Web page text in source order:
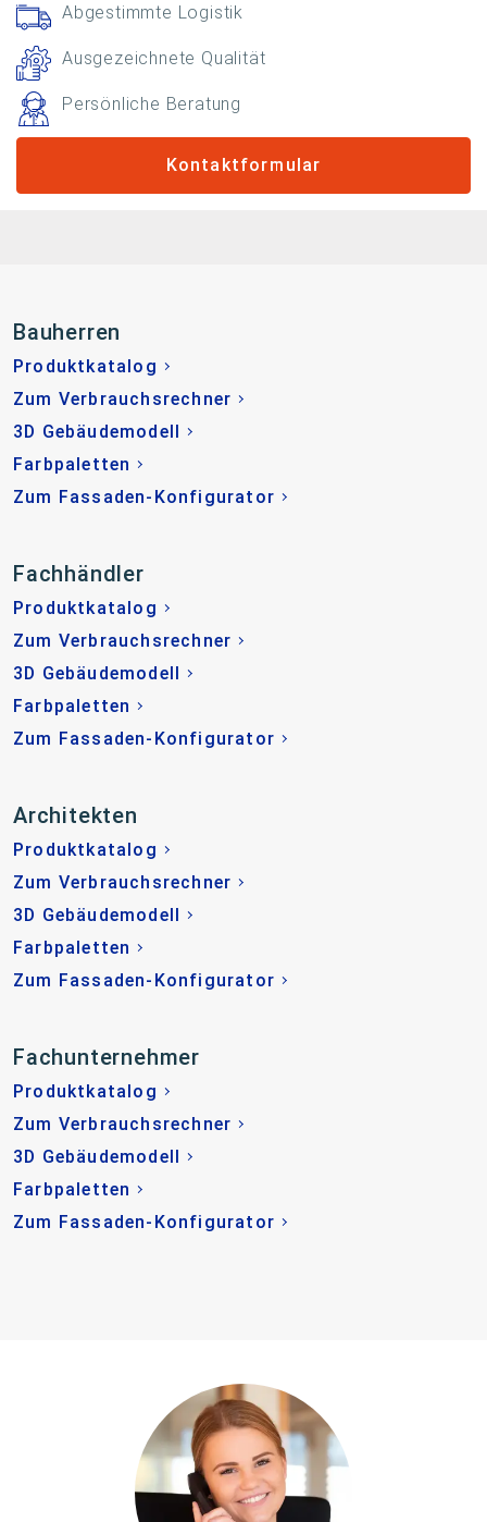
Abgestimmte Logistik
Ausgezeichnete Qualität
Persönliche Beratung
Kontaktformular
Bauherren
Produktkatalog
Zum Verbrauchsrechner
3D Gebäudemodell
Farbpaletten
Zum Fassaden-Konfigurator
Fachhändler
Produktkatalog
Zum Verbrauchsrechner
3D Gebäudemodell
Farbpaletten
Zum Fassaden-Konfigurator
Architekten
Produktkatalog
Zum Verbrauchsrechner
3D Gebäudemodell
Farbpaletten
Zum Fassaden-Konfigurator
Fachunternehmer
Produktkatalog
Zum Verbrauchsrechner
3D Gebäudemodell
Farbpaletten
Zum Fassaden-Konfigurator